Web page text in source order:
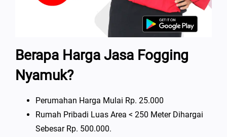
Berapa Harga Jasa Fogging
Nyamuk?
Perumahan Harga Mulai Rp. 25.000
Rumah Pribadi Luas Area < 250 Meter Dihargai
Sebesar Rp. 500.000.